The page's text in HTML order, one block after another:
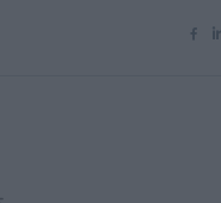
Newsletter Email*